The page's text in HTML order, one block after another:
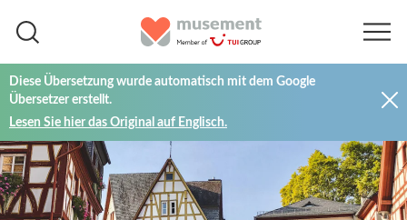
Diese Übersetzung wurde automatisch mit dem Google
Übersetzer erstellt.
Lesen Sie hier das Original auf Englisch.